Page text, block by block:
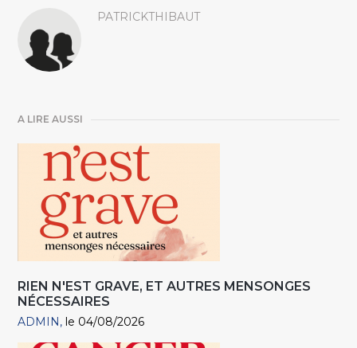
PATRICKTHIBAUT
A LIRE AUSSI
RIEN N'EST GRAVE, ET AUTRES MENSONGES
NÉCESSAIRES
ADMIN le 04/08/2026